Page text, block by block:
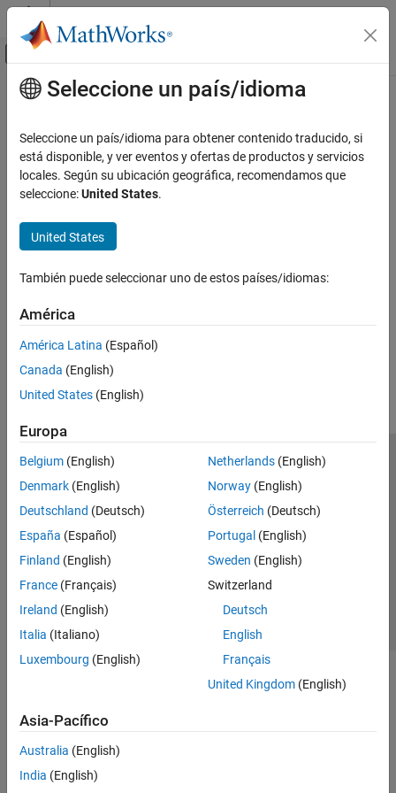
Saltar al contenido
Mostrar/ocultar menú de navegación
Inicio de Documentación
Categoría
SimEvents
Introducción a Stateflow
Aplicaciones
Programación de gráficos
Ejecución en MATLAB
Verificación y generación de código
Contenido principal
¿Qué tan útil fue esta traducción?
Seleccione un país/idioma
Seleccione un país/idioma para obtener contenido traducido, si
está disponible, y ver eventos y ofertas de productos y servicios
locales. Según su ubicación geográfica, recomendamos que
seleccione:United States.
United States
También puede seleccionar uno de estos países/idiomas:
América
América Latina (Español)
Canada (English)
United States (English)
Europa
Belgium (English)
Denmark (English)
Deutschland (Deutsch)
España (Español)
Finland (English)
France (Français)
Ireland (English)
Italia (Italiano)
Luxembourg (English)
Netherlands(English)
Norway(English)
Österreich (Deutsch)
Portugal (English)
Sweden (English)
Switzerland
Deutsch
English
Français
United Kingdom(English)
Asia-Pacífico
Australia (English)
India (English)
Centro de confianza
Marcas comerciales
Política de privacidad
Antipiratería
Estado de las aplicaciones
Información de contacto
© 1994-2026 The MathWorks, Inc.
Seleccione un país/